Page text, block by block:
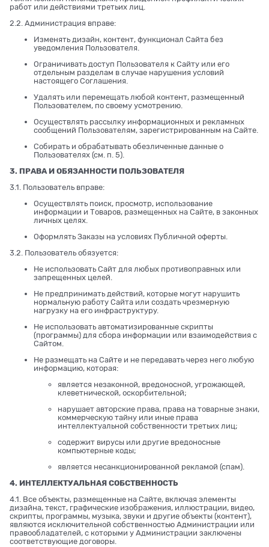
работ или действиями третьих лиц.
2.2. Администрация вправе:
Изменять дизайн, контент, функционал Сайта без
уведомления Пользователя.
Ограничивать доступ Пользователя к Сайту или его
отдельным разделам в случае нарушения условий
настоящего Соглашения.
Удалять или перемещать любой контент, размещенный
Пользователем, по своему усмотрению.
Осуществлять рассылку информационных и рекламных
сообщений Пользователям, зарегистрированным на Сайте.
Собирать и обрабатывать обезличенные данные о
Пользователях (см. п. 5).
3. ПРАВА И ОБЯЗАННОСТИ ПОЛЬЗОВАТЕЛЯ
3.1. Пользователь вправе:
Осуществлять поиск, просмотр, использование
информации и Товаров, размещенных на Сайте, в законных
личных целях.
Оформлять Заказы на условиях Публичной оферты.
3.2. Пользователь обязуется:
Не использовать Сайт для любых противоправных или
запрещенных целей.
Не предпринимать действий, которые могут нарушить
нормальную работу Сайта или создать чрезмерную
нагрузку на его инфраструктуру.
Не использовать автоматизированные скрипты
(программы) для сбора информации или взаимодействия с
Сайтом.
Не размещать на Сайте и не передавать через него любую
информацию, которая:
является незаконной, вредоносной, угрожающей,
клеветнической, оскорбительной;
нарушает авторские права, права на товарные знаки,
коммерческую тайну или иные права
интеллектуальной собственности третьих лиц;
содержит вирусы или другие вредоносные
компьютерные коды;
является несанкционированной рекламой (спам).
4. ИНТЕЛЛЕКТУАЛЬНАЯ СОБСТВЕННОСТЬ
4.1. Все объекты, размещенные на Сайте, включая элементы
дизайна, текст, графические изображения, иллюстрации, видео,
скрипты, программы, музыка, звуки и другие объекты (контент),
являются исключительной собственностью Администрации или
правообладателей, с которыми у Администрации заключены
соответствующие договоры.